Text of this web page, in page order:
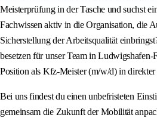
Meisterprüfung in der Tasche und suchst
Fachwissen aktiv in die Organisation, die
Sicherstellung der Arbeitsqualität
besetzen für unser Team in Ludwigshafen-
Position als Kfz-Meister (m/w/d) in
Bei uns findest du einen unbefristeten
gemeinsam die Zukunft der Mobilität